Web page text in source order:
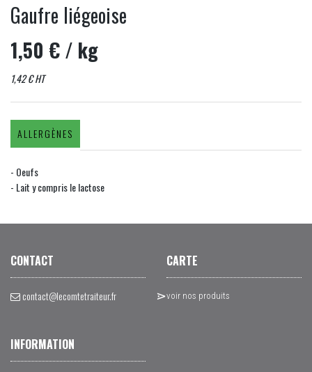
Gaufre liégeoise
1,50 €/ kg
1,42 € HT
ALLERGÈNES
- Oeufs
- Lait y compris le lactose
CONTACT
contact@lecomtetraiteur.fr
CARTE
voir nos produits
INFORMATION